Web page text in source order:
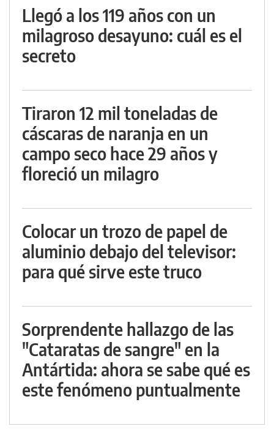
Llegó a los 119 años con un
milagroso desayuno: cuál es el
secreto
Tiraron 12 mil toneladas de
cáscaras de naranja en un
campo seco hace 29 años y
floreció un milagro
Colocar un trozo de papel de
aluminio debajo del televisor:
para qué sirve este truco
Sorprendente hallazgo de las
"Cataratas de sangre" en la
Antártida: ahora se sabe qué es
este fenómeno puntualmente